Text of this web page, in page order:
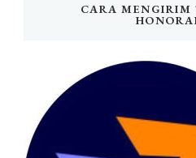
CARA MENGIRIM